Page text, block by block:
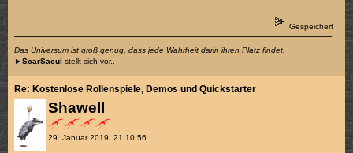
Gespeichert
Das Universum ist groß genug, dass jede Wahrheit darin ihren Platz findet.
►ScarSacul stellt sich vor..
Shawell
29. Januar 2019, 21:10:56
Re: Kostenlose Rollenspiele, Demos und Quickstarter